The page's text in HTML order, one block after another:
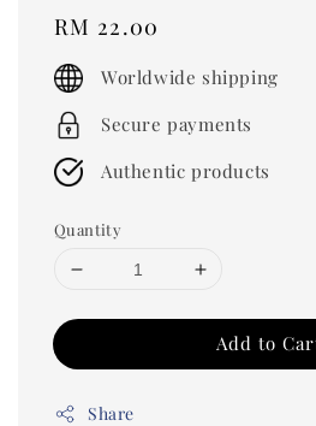
Regular
price
RM 22.00
Worldwide shipping
Secure payments
Authentic products
Quantity
Add to
Share